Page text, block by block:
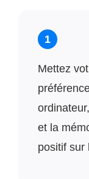
1
Mettez
et la
positif sur